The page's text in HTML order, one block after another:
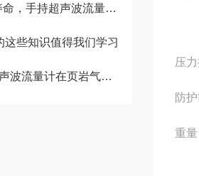
持超声波流量计维护指南
这些知识值得我们学习
在页岩气开采过程中的成功应用
压
防
重